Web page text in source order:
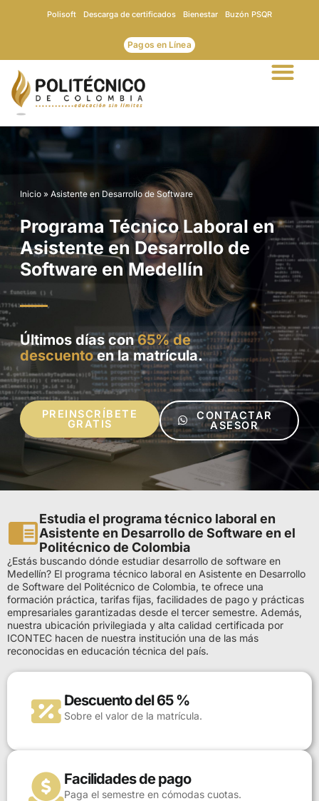
Polisoft Descarga de certificados Bienestar Buzón PSQR
Pagos en Línea
Inicio » Asistente en Desarrollo de Software
Programa Técnico Laboral en
Asistente en Desarrollo de
Software en Medellín
Últimos días con65% de
descuentoen la matrícula.
PREINSCRÍBETE
GRATIS
CONTACTAR
ASESOR
Estudia el programa técnico laboral en
Asistente en Desarrollo de Software en el
Politécnico de Colombia
¿Estás buscando dónde estudiar desarrollo de software en
Medellín? El programa técnico laboral en Asistente en Desarrollo
de Software del Politécnico de Colombia, te ofrece una
formación práctica, tarifas fijas, facilidades de pago y prácticas
empresariales garantizadas desde el tercer semestre. Además,
nuestra ubicación privilegiada y alta calidad certificada por
ICONTEC hacen de nuestra institución una de las más
reconocidas en educación técnica del país.
Descuento del 65 %
Sobre el valor de la matrícula.
Facilidades de pago
Paga el semestre en cómodas cuotas.